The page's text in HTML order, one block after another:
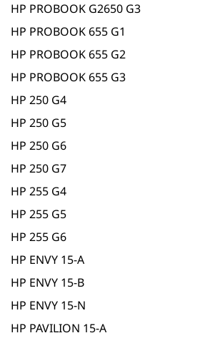
HP PROBOOK G2650 G3
HP PROBOOK 655 G1
HP PROBOOK 655 G2
HP PROBOOK 655 G3
HP 250 G4
HP 250 G5
HP 250 G6
HP 250 G7
HP 255 G4
HP 255 G5
HP 255 G6
HP ENVY 15-A
HP ENVY 15-B
HP ENVY 15-N
HP PAVILION 15-A